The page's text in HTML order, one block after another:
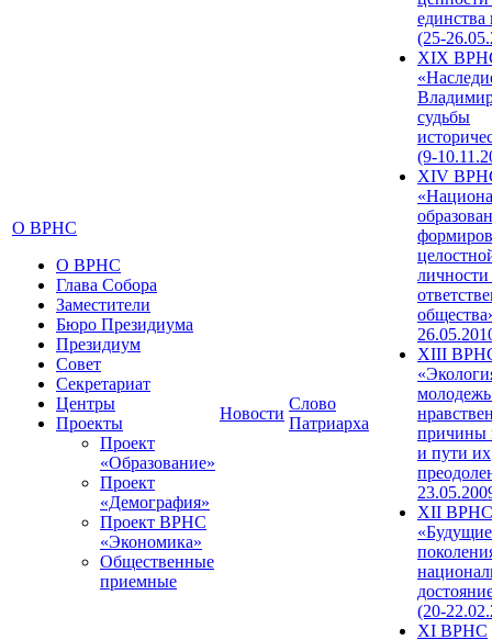
О ВРНС
О ВРНС
Глава Собора
Заместители
Бюро Президиума
Президиум
Совет
Секретариат
Центры
Проекты
Проект
«Образование»
Проект
«Демография»
Проект ВРНС
«Экономика»
Общественные
приемные
Новости
Слово
Патриарха
единства
(25-
XIX
судьбы
(9-
XIV
XIII
причины
и пути их
XII ВРНС
«Будущие
(20-
XI ВРНС